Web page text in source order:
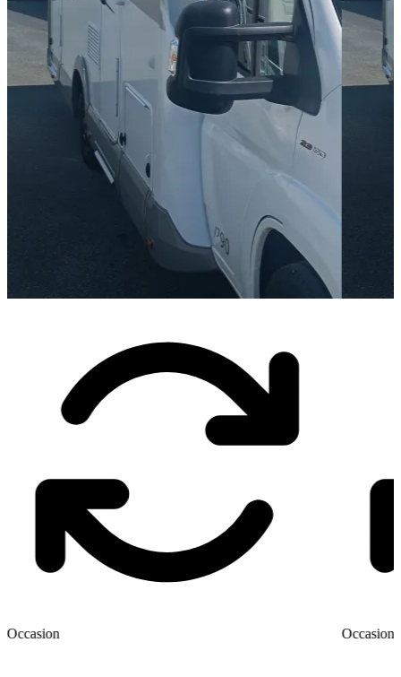
Occasion Occasion